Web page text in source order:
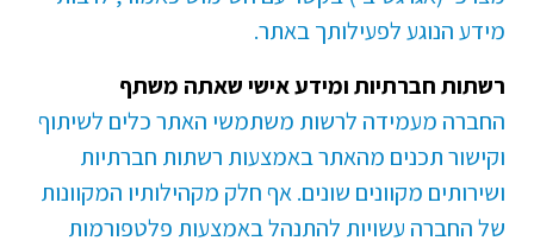
מידע הנוגע לפעילותך באתר.
רשתות חברתיות ומידע אישי שאתה משתף
החברה מעמידה לרשות משתמשי האתר כלים לשיתוף
וקישור תכנים מהאתר באמצעות רשתות חברתיות
ושירותים מקוונים שונים. אף חלק מקהילותיו המקוונות
של החברה עשויות להתנהל באמצעות פלטפורמות